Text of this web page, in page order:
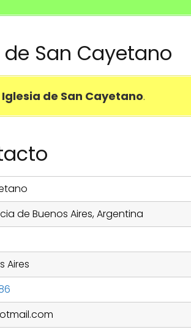
San Cayetano
Iglesia de San Cayetano.
de Buenos Aires, Argentina
Aires